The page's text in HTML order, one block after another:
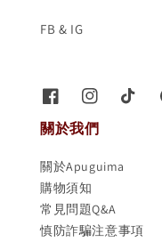
FB & IG
關於我們
關於Apuguima
購物須知
常見問題Q&A
慎防詐騙注意事項